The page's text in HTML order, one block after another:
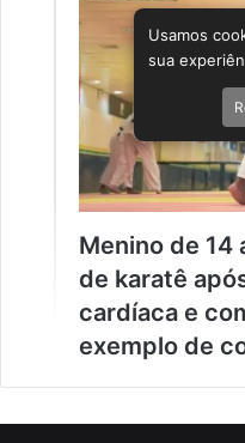
Menino de
de karatê
cardíaca e
exemplo de
Usamos
sua